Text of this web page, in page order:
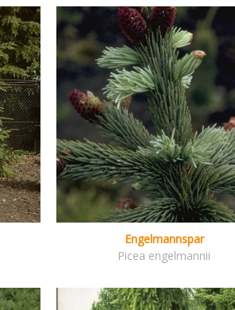
Engelmannspar
Picea engelmannii